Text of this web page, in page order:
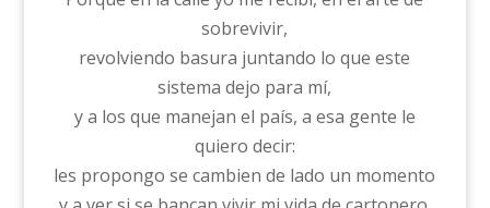
sobrevivir,
revolviendo basura juntando lo que este
sistema dejo para mí,
y a los que manejan el país, a esa gente le
quiero decir:
les propongo se cambien de lado un momento